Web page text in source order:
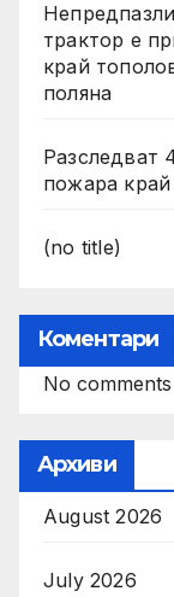
трактор е
край
поляна
Разследват
пожара край
(no title)
Коментари
No
Архиви
August 2026
July 2026